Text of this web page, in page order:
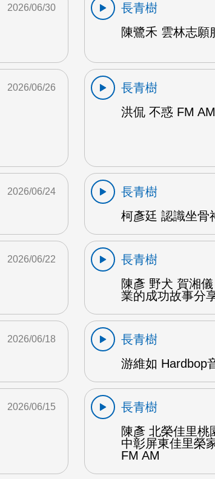
2026/06/30
長青樹
陳鷺禾 雲林志願
2026/06/26
長青樹
洪侃 不惑 FM AM
2026/06/24
長青樹
柯彥廷 認識坐骨
2026/06/22
長青樹
陳彥 野犬 賀湘
業的成功故事分
2026/06/18
長青樹
游維如 Hardbop
2026/06/15
長青樹
陳彥 北榮佳里桃
中彰屏東佳里榮
FM AM